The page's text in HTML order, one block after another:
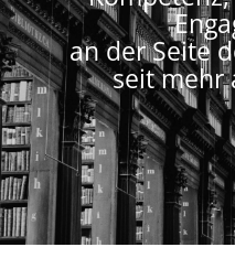
an der Seite
seit mehr